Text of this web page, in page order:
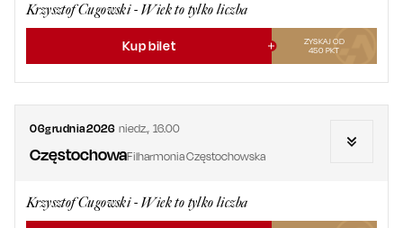
Krzysztof Cugowski - Wiek to tylko liczba
Kup bilet
ZYSKAJ OD
450 PKT
06grudnia2026 niedz.,16.00
CzęstochowaFilharmonia Częstochowska
Krzysztof Cugowski - Wiek to tylko liczba